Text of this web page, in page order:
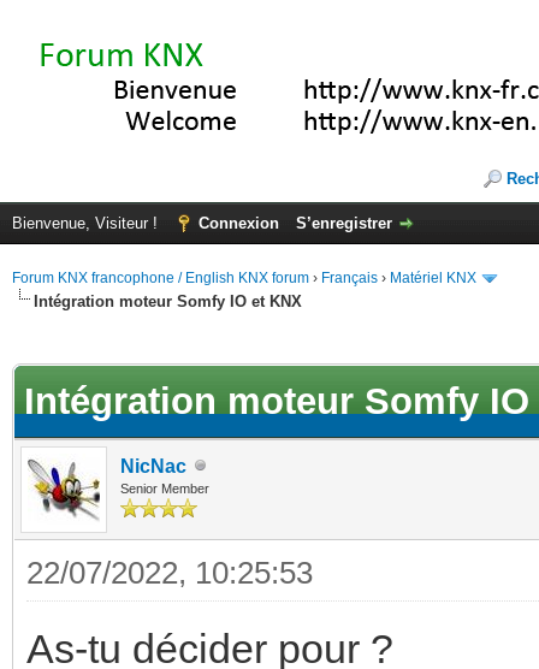
Bienvenue, Visiteur ! Connexion S’enregistrer
Forum KNX francophone / English KNX forum › Français › Matériel KNX
Intégration moteur Somfy IO et KNX
Intégration moteur Somfy IO
NicNac
Senior Member
22/07/2022, 10:25:53
As-tu décider pour ?